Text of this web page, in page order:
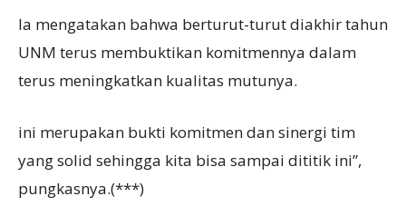
Ia mengatakan bahwa berturut-turut diakhir tahun
UNM terus membuktikan komitmennya dalam
terus meningkatkan kualitas mutunya.
ini merupakan bukti komitmen dan sinergi tim
yang solid sehingga kita bisa sampai dititik ini”,
pungkasnya.(***)